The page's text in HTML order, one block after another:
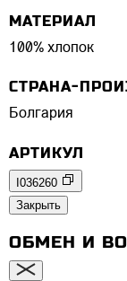
МАТЕРИАЛ
100% хлопок
СТРАНА-
Болгария
АРТИКУЛ
I036260
Закрыть
ОБМЕН И